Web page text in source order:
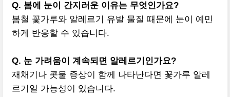
Q. 봄에 눈이 간지러운 이유는 무엇인가요?
봄철 꽃가루와 알레르기 유발 물질 때문에 눈이 예민
하게 반응할 수 있습니다.
Q. 눈 가려움이 계속되면 알레르기인가요?
재채기나 콧물 증상이 함께 나타난다면 꽃가루 알레
르기일 가능성이 있습니다.